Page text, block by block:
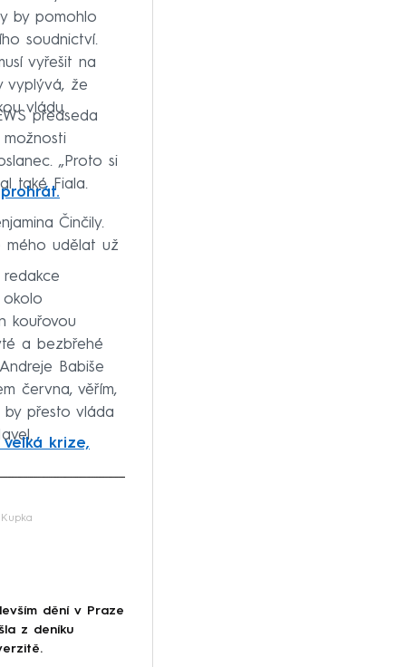
by pomohlo
soudnictví.
vyřešit na
vyplývá, že
vládu.
předseda
„Proto si
také Fiala.
Činčily.
mého udělat už
okolo
kouřovou
a bezbřehé
Babiše
června, věřím,
přesto vláda
velká krize,
dění v Praze
z deníku